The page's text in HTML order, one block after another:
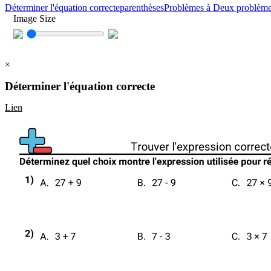
Déterminer l'équation correcteparenthèsesProblèmes à Deux
Image Size
×
Déterminer l'équation correcte
Lien